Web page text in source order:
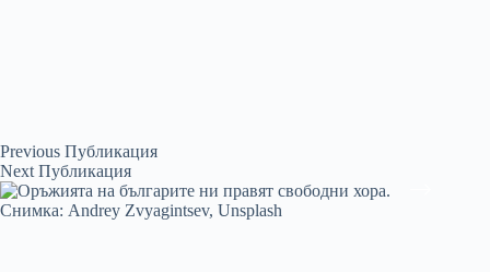
Previous Публикация
Next Публикация